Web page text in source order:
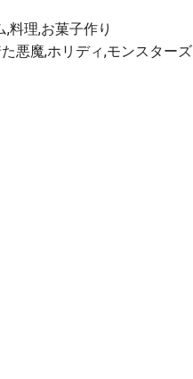
料理,お菓子作り
悪魔,ホリディ,モンスターズ